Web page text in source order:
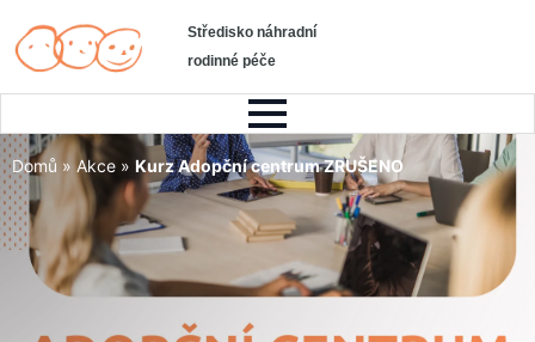
Středisko náhradní
rodinné péče
Domů » Akce » Kurz Adopční centrum ZRUŠENO